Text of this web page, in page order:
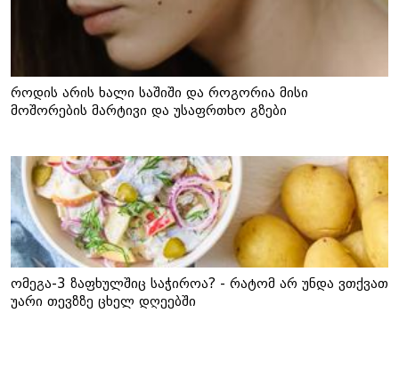
როდის არის ხალი საშიში და როგორია მისი
მოშორების მარტივი და უსაფრთხო გზები
ომეგა-3 ზაფხულშიც საჭიროა? - რატომ არ უნდა ვთქვათ
უარი თევზზე ცხელ დღეებში